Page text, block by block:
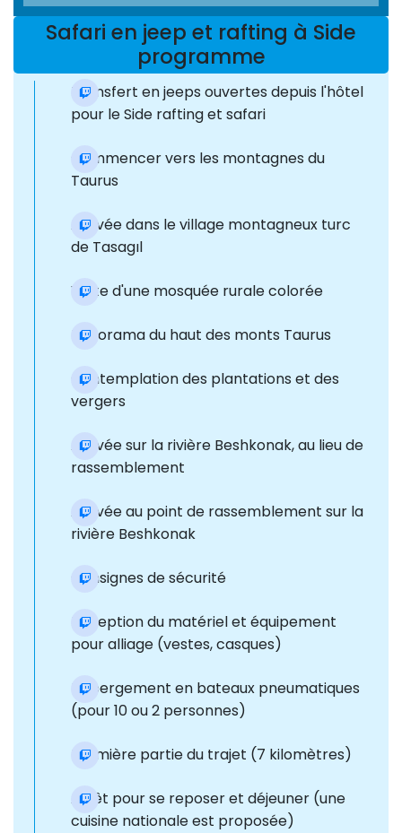
Safari en jeep et rafting à Side
programme
Transfert en jeeps ouvertes depuis l'hôtel
pour le Side rafting et safari
Commencer vers les montagnes du
Taurus
Arrivée dans le village montagneux turc
de Tasagıl
Visite d'une mosquée rurale colorée
Panorama du haut des monts Taurus
Contemplation des plantations et des
vergers
Arrivée sur la rivière Beshkonak, au lieu de
rassemblement
Arrivée au point de rassemblement sur la
rivière Beshkonak
Consignes de sécurité
Réception du matériel et équipement
pour alliage (vestes, casques)
Hébergement en bateaux pneumatiques
(pour 10 ou 2 personnes)
Première partie du trajet (7 kilomètres)
Arrêt pour se reposer et déjeuner (une
cuisine nationale est proposée)